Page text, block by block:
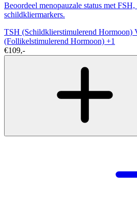
Beoordeel menopauzale status met
schildkliermarkers.
TSH (Schildklierstimulerend Hormoon)
(Follikelstimulerend Hormoon) +1
€109,-